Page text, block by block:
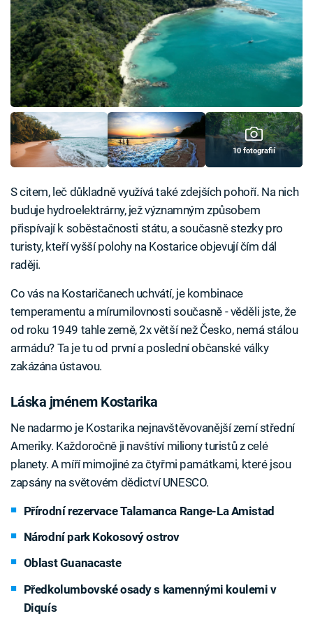
10 fotografií
S citem, leč důkladně využívá také zdejších pohoří. Na nich
buduje hydroelektrárny, jež významným způsobem
přispívají k soběstačnosti státu, a současně stezky pro
turisty, kteří vyšší polohy na Kostarice objevují čím dál
raději.
Co vás na Kostaričanech uchvátí, je kombinace
temperamentu a mírumilovnosti současně - věděli jste, že
od roku 1949 tahle země, 2x větší než Česko, nemá stálou
armádu? Ta je tu od první a poslední občanské války
zakázána ústavou.
Láska jménem Kostarika
Ne nadarmo je Kostarika nejnavštěvovanější zemí střední
Ameriky. Každoročně ji navštíví miliony turistů z celé
planety. A míří mimojiné za čtyřmi památkami, které jsou
zapsány na světovém dědictví UNESCO.
Přírodní rezervace Talamanca Range-La Amistad
Národní park Kokosový ostrov
Oblast Guanacaste
Předkolumbovské osady s kamennými koulemi v
Diquís